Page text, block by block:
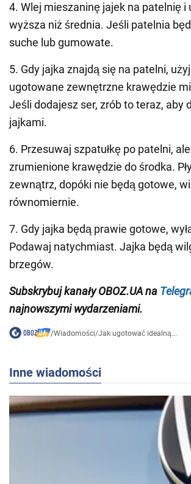
4. Wlej mieszaninę jajek na patelnię
wyższa niż średnia. Jeśli patelnia
suche lub gumowate.
5. Gdy jajka znajdą się na patelni,
ugotowane zewnętrzne krawędzie
Jeśli dodajesz ser, zrób to teraz, aby
jajkami.
6. Przesuwaj szpatułkę po patelni,
zrumienione krawędzie do środka.
zewnątrz, dopóki nie będą gotowe,
równomiernie.
7. Gdy jajka będą prawie gotowe,
Podawaj natychmiast. Jajka będą
brzegów.
SubskrybujkanałyOBOZ.UA na
najnowszymi wydarzeniami.
/Wiadomości/Jak ugotować idealną...
Inne wiadomości